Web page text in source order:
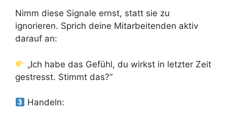
Nimm diese Signale ernst, statt sie zu
ignorieren. Sprich deine Mitarbeitenden aktiv
darauf an:
„Ich habe das Gefühl, du wirkst in letzter Zeit
gestresst. Stimmt das?“
Handeln: